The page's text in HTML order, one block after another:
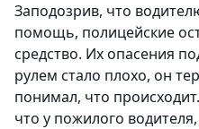
Заподозрив, что
помощь, полицейские
средство. Их опасения
рулем стало плохо, он
понимал, что
что у пожилого